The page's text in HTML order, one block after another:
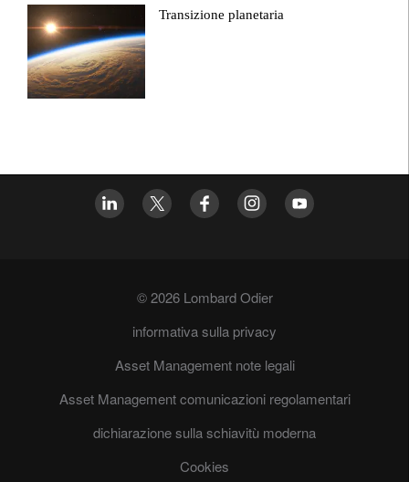
Transizione planetaria
© 2026 Lombard Odier
informativa sulla privacy
Asset Management note legali
Asset Management comunicazioni regolamentari
dichiarazione sulla schiavitù moderna
Cookies